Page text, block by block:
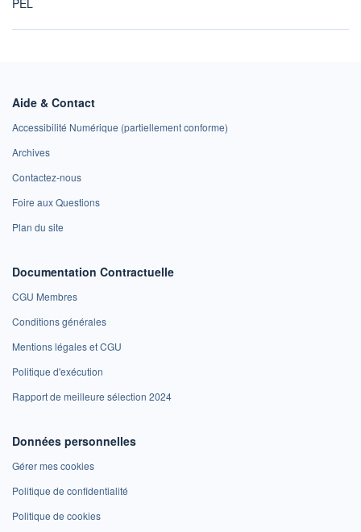
Aide & Contact
Accessibilité Numérique (partiellement conforme)
Archives
Contactez-nous
Foire aux Questions
Plan du site
Documentation Contractuelle
CGU Membres
Conditions générales
Mentions légales et CGU
Politique d'exécution
Rapport de meilleure sélection 2024
Données personnelles
Gérer mes cookies
Politique de confidentialité
Politique de cookies